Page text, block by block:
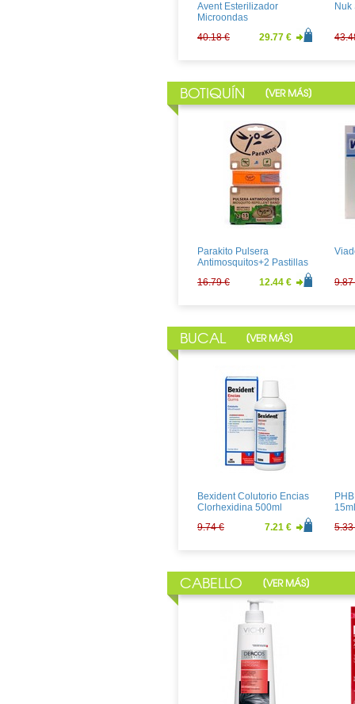
Avent Esterilizador
Microondas
40.18 €
29.77 €
Nuk
Velastisa Antiestrias Tubo
BOTIQUÍN [VER MÁS]
Parakito Pulsera
Antimosquitos+2 Pastillas
16.79 €
12.44 € 9.87
Almohadilla Electrica
Medi-Flower
BUCAL [VER MÁS]
Bexident Colutorio Encias
Clorhexidina 500ml
9.74 €
7.21 €
15ml
5.33
Aloclair Plus Gel 8ml
CABELLO [VER MÁS]